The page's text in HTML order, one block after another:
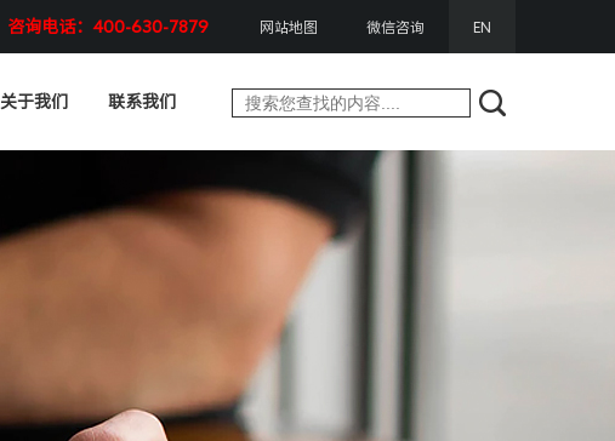
咨询电话：400-630-7879 网站地图 微信咨询 EN
关于我们 联系我们